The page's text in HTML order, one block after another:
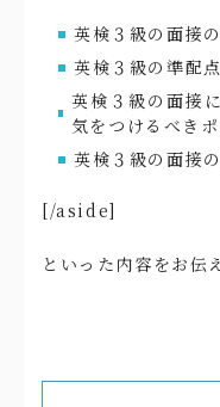
英検３級の面接
英検３級の準配
英検３級の面接
気をつけるべき
英検３級の面接
[/aside]
といった内容をお伝